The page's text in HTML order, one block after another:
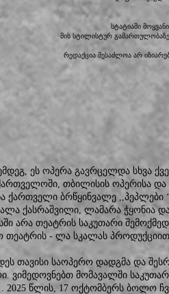
სტატიაში
მის სტილისტურ გამართულობაზე
რედაქცია შესაძლოა არ
ეს ოპერა გავრცელდა სხვა
თბილისის ოპერისა
ქართველი ბრწყინვალე ,,პეპლები
ქასრაშვილი, ლამარა ჭყონია და
არა თეატრის საკუთარი
- ლა სკალას პროდუქციით
თავისი საოპერო დადგმა და
ვიმედოვნებთ მომავალში
2025 წლის, 17 ოქტომბერს ბოლო